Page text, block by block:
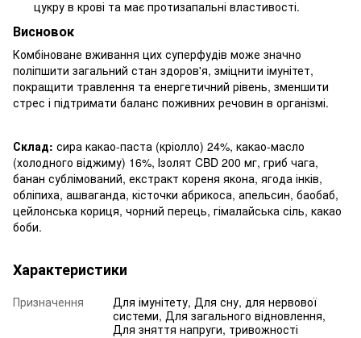
цукру в крові та має протизапальні властивості.
Висновок
Комбіноване вживання цих суперфудів може значно
поліпшити загальний стан здоров'я, зміцнити імунітет,
покращити травлення та енергетичний рівень, зменшити
стрес і підтримати баланс поживних речовин в організмі.
Склад: сира какао-паста (кріолло) 24%, какао-масло
(холодного віджиму) 16%, Ізолят CBD 200 мг, гриб чага,
банан сублімований, екстракт кореня якона, ягода інків,
обліпиха, ашваганда, кісточки абрикоса, апельсин, баобаб,
цейлонська кориця, чорний перець, гімалайська сіль, какао
боби.
Характеристики
Призначення
Для імунітету, Для сну, для нервової
системи, Для загального відновлення,
Для зняття напруги, тривожності